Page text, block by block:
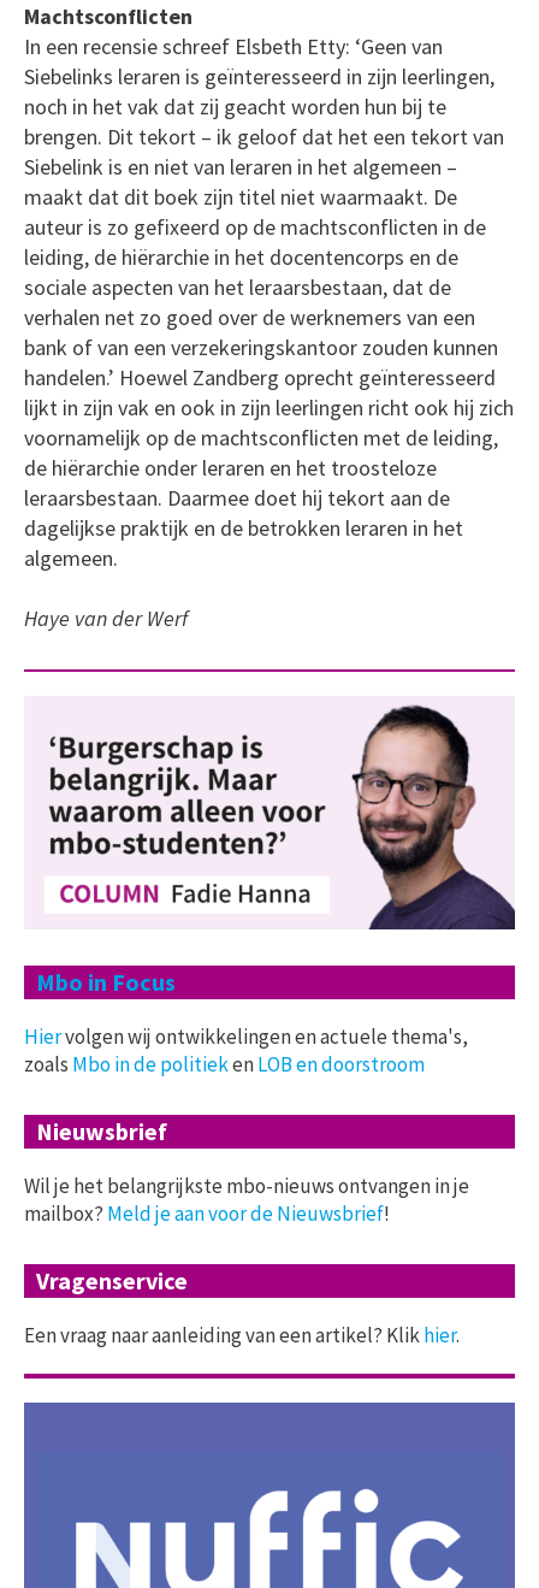
Machtsconflicten
In een recensie schreef Elsbeth Etty: ‘Geen van
Siebelinks leraren is geïnteresseerd in zijn leerlingen,
noch in het vak dat zij geacht worden hun bij te
brengen. Dit tekort – ik geloof dat het een tekort van
Siebelink is en niet van leraren in het algemeen –
maakt dat dit boek zijn titel niet waarmaakt. De
auteur is zo gefixeerd op de machtsconflicten in de
leiding, de hiërarchie in het docentencorps en de
sociale aspecten van het leraarsbestaan, dat de
verhalen net zo goed over de werknemers van een
bank of van een verzekeringskantoor zouden kunnen
handelen.’ Hoewel Zandberg oprecht geïnteresseerd
lijkt in zijn vak en ook in zijn leerlingen richt ook hij zich
voornamelijk op de machtsconflicten met de leiding,
de hiërarchie onder leraren en het troosteloze
leraarsbestaan. Daarmee doet hij tekort aan de
dagelijkse praktijk en de betrokken leraren in het
algemeen.
Haye van der Werf
Mbo in Focus
Hiervolgen wij ontwikkelingen en actuele thema's,
zoals Mbo in de politiekenLOB en doorstroom
Nieuwsbrief
Wil je het belangrijkste mbo-nieuws ontvangen in je
mailbox? Meld je aan voor de Nieuwsbrief!
Vragenservice
Een vraag naar aanleiding van een artikel? Klikhier.